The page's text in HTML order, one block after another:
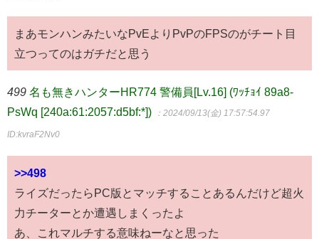
まあモンハンみたいなPvEよりPvPのFPSのがチート目
立つってのはガチだと思う
499 名も無きハンターHR774 警備員[Lv.16] (ﾜｯﾁｮｲ 89a8-
PsWq [240a:61:2057:d5bf:*])
：2024/09/13(金) 17:57:54.97
ID:kvraF2Nv0
>>498
ライズだったらPC版とマッチすることあるんだけど超火
力チーターとか遭遇しまくったよ
あ、これマルチする意味ねーなと思った